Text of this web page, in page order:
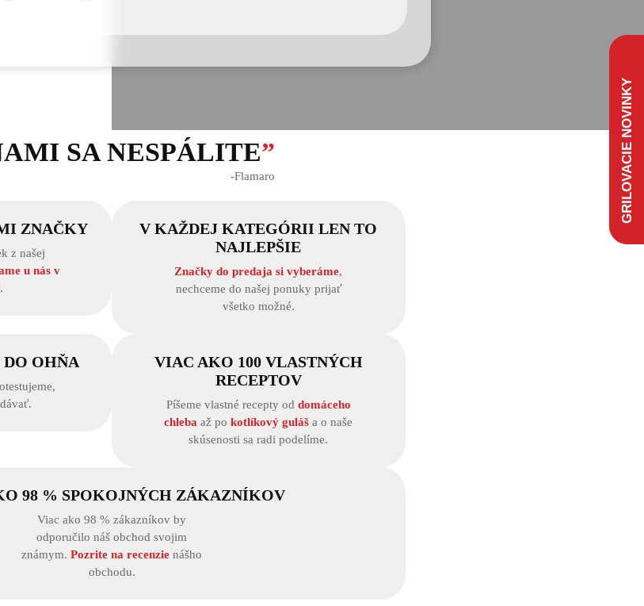
GRILOVACIE NOVINKY
SA NESPÁLITE”
‐Flamaro
ZNAČKY
z našej
u nás v
.
V KAŽDEJ KATEGÓRII LEN TO
NAJLEPŠIE
Značky do predaja si vyberáme,
nechceme do našej ponuky prijať
všetko možné.
OHŇA
VIAC AKO 100 VLASTNÝCH
RECEPTOV
Píšeme vlastné recepty od domáceho
chleba až pokotlíkový guláš a o naše
skúsenosti sa radi podelíme.
98 % SPOKOJNÝCH ZÁKAZNÍKOV
Viac ako 98 % zákazníkov by
odporučilo náš obchod svojim
známym. Pozrite na recenzie nášho
obchodu.